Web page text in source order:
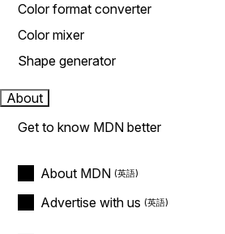
Color format converter
Color mixer
Shape generator
About
Get to know MDN better
About MDN
Advertise with us